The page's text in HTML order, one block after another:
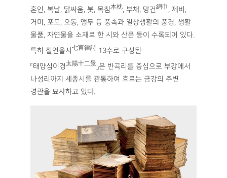
혼인, 복날, 닭싸움, 붓, 목침木枕, 부채, 망건網巾 , 제비,
거미, 포도, 오동, 앵두 등 풍속과 일상생활의 풍경, 생활
물품, 자연물을 소재로 한 시와 산문 등이 수록되어 있다.
특히 칠언율시 七言律詩 13수로 구성된
「태양십이경太陽十二景 」은 반곡리를 중심으로 부강에서
나성리까지 세종시를 관통하여 흐르는 금강의 주변
경관을 묘사하고 있다.